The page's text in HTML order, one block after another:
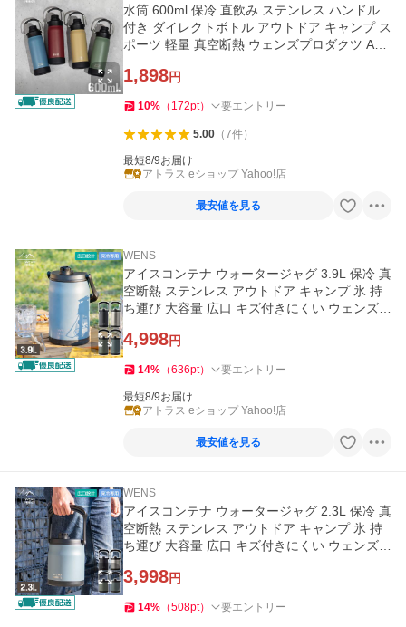
水筒 600ml 保冷 直飲み ステンレス ハンドル
付き ダイレクトボトル アウトドア キャンプ ス
ポーツ 軽量 真空断熱 ウェンズプロダクツ AD
1,898円
10% （ 172pt） 要エントリー
5.00（7件）
最短8/9お届け
アトラス eショップ Yahoo!店
最安値を見る
WENS
アイスコンテナ ウォータージャグ 3.9L 保冷 真
空断熱 ステンレス アウトドア キャンプ 氷 持
ち運び 大容量 広口 キズ付きにくい ウェンズプ
4,998円
14% （636pt） 要エントリー
最短8/9お届け
アトラス eショップ Yahoo!店
最安値を見る
WENS
アイスコンテナ ウォータージャグ 2.3L 保冷 真
空断熱 ステンレス アウトドア キャンプ 氷 持
ち運び 大容量 広口 キズ付きにくい ウェンズプ
3,998円
14% （508pt） 要エントリー